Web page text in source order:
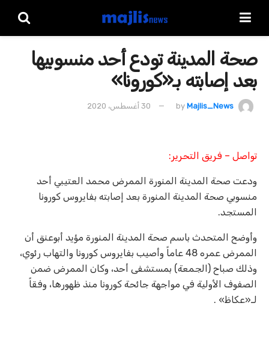
صحة المدينة تودع أحد منسوبيها
بعد إصابته بـ«كورونا»
by Majlis_News 30 أغسطس، 2020
تواصل – فريق التحرير:
ودعت صحة المدينة المنورة الممرض محمد العتيبي أحد
منسوبي صحة المدينة المنورة بعد إصابته بفايروس كورونا
المستجد.
وأوضح المتحدث باسم صحة المدينة المنورة ‏مؤيد أبوعنق أن
الممرض عمره 48 عاماً وأصيب بفايروس كورونا والتهاب رئوي،
وذلك صباح (الجمعة) بمستشفى أحد، وكان الممرض ضمن
الصفوف الأولية في مواجهة جائحة كورونا منذ ظهورها، وفقاً
لـ«عكاظ» .